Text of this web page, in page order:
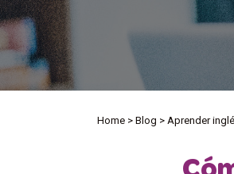
Home > Blog > Aprender